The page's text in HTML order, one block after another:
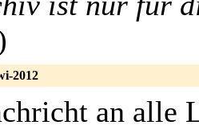
2012
an alle